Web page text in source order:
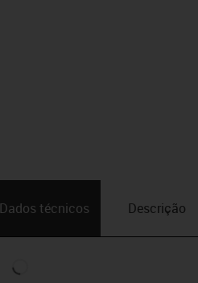
Dados técnicos Descrição